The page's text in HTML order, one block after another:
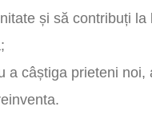
și să contribuți la
a câștiga prieteni noi,